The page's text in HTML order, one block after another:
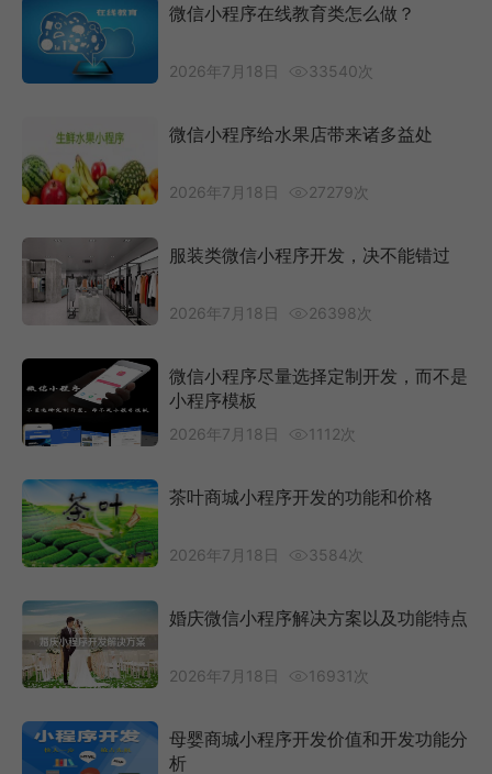
微信小程序在线教育类怎么做？
2026年7月18日 33540次
微信小程序给水果店带来诸多益处
2026年7月18日 27279次
服装类微信小程序开发，决不能错过
2026年7月18日 26398次
微信小程序尽量选择定制开发，而不是
小程序模板
2026年7月18日 1112次
茶叶商城小程序开发的功能和价格
2026年7月18日 3584次
婚庆微信小程序解决方案以及功能特点
2026年7月18日 16931次
母婴商城小程序开发价值和开发功能分
析